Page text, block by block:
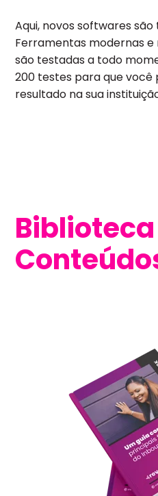
Aqui, novos softwares
Ferramentas modernas e
são testadas a todo
200 testes para que
resultado na sua